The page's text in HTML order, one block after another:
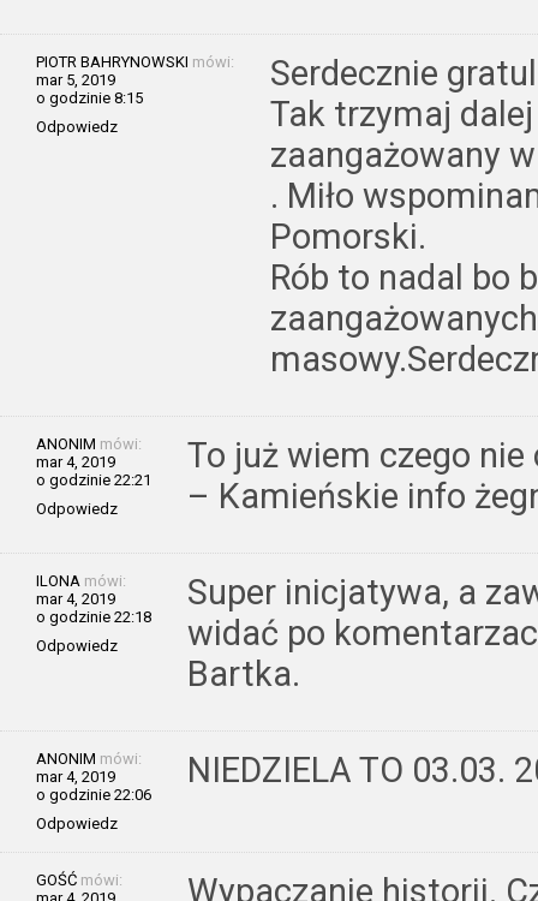
PIOTR BAHRYNOWSKI mówi:
mar 5, 2019
o godzinie 8:15
Odpowiedz
Serdecznie
Tak trzymaj dalej
zaangażowany
. Miło
Pomorski.
Rób to nadal bo
ANONIM mówi:
mar 4, 2019
o godzinie 22:21
Odpowiedz
To już wiem czego
– Kamieńskie info
ILONA mówi:
mar 4, 2019
o godzinie 22:18
Odpowiedz
Super inicjatywa, a
widać po
Bartka.
ANONIM mówi:
mar 4, 2019
o godzinie 22:06
Odpowiedz
NIEDZIELA TO 03.03.
GOŚĆ mówi:
Wypaczanie historii.